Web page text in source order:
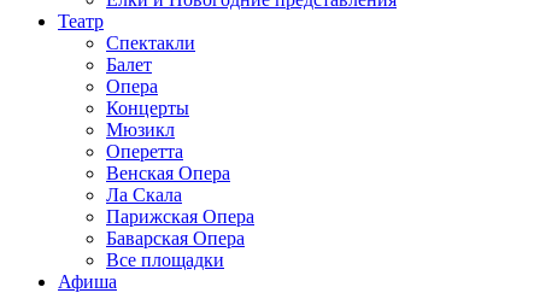
Театр
Спектакли
Балет
Опера
Концерты
Мюзикл
Оперетта
Венская Опера
Ла Скала
Парижская Опера
Баварская Опера
Все площадки
Афиша